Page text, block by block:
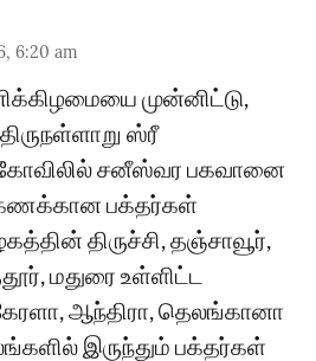
6:20 am
முன்னிட்டு,
ஸ்ரீ
சனீஸ்வர பகவானை
பக்தர்கள்
திருச்சி, தஞ்சாவூர்,
மதுரை உள்ளிட்ட
கேரளா, ஆந்திரா, தெலங்கானா
இருந்தும் பக்தர்கள்